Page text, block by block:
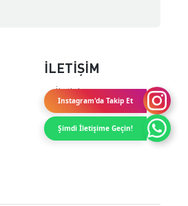
Instagram'da Takip Et
Şimdi İletişime Geçin!
İLETİŞİM
İletişim